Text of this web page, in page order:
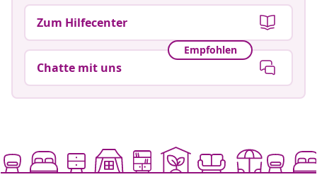
Zum Hilfecenter
Empfohlen
Chatte mit uns